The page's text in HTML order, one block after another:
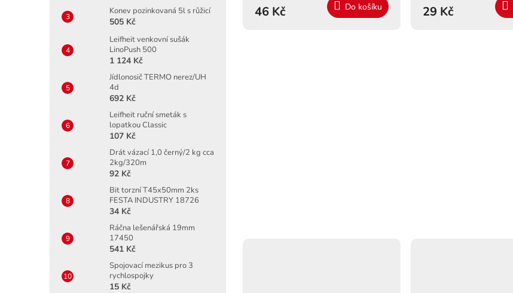
Konev pozinkovaná 5l s růžicí
505 Kč
Leifheit venkovní sušák
LinoPush 500
1 124 Kč
Jídlonosič TERMO nerez/UH
4d
692 Kč
Leifheit ruční smeták s
lopatkou Classic
107 Kč
Drát vázací 1,0 černý/2 kg cca
2kg/320m
92 Kč
Bit torzní T45x50mm 2ks
FESTA INDUSTRY 18726
34 Kč
Ráčna lešenářská 19mm
17450
541 Kč
Spojovací mezikus pro 3
rychlospojky
15 Kč
46 Kč Do košíku 29 Kč